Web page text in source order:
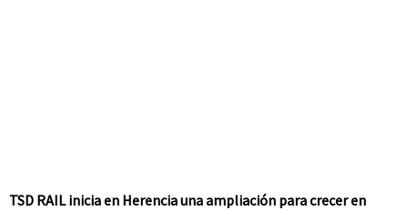
TSD RAIL inicia en Herencia una ampliación para crecer en